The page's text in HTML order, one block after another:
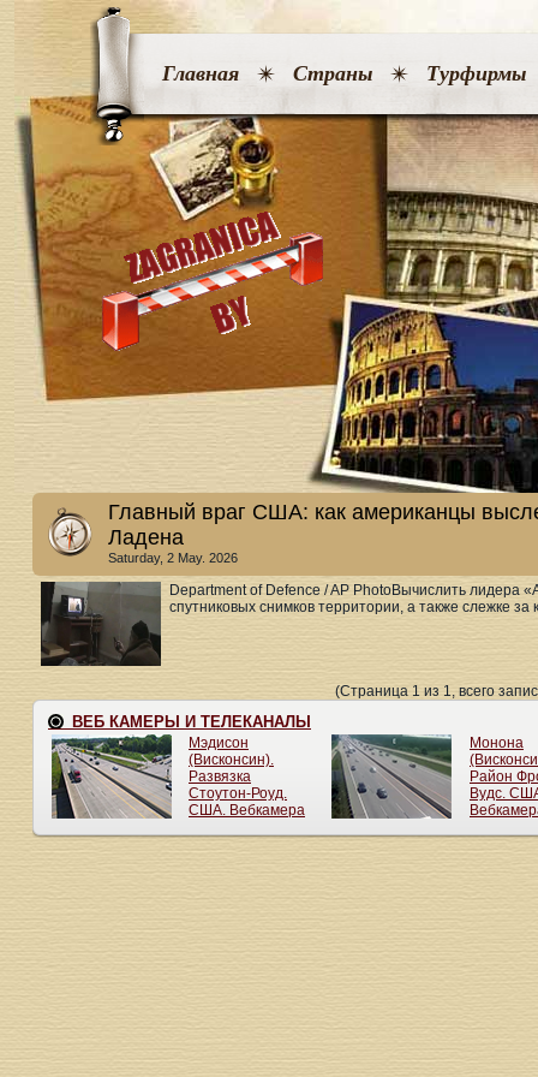
Главная Страны Турфирмы
Главный враг США: как американцы
Ладена
Saturday, 2 May. 2026
Department of Defence / AP PhotoВычислить лидера
спутниковых снимков территории, а также слежке за
(Страница 1 из 1, всего